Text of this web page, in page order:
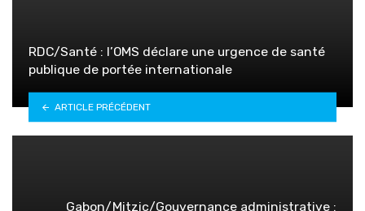
RDC/Santé : l’OMS déclare une urgence de santé
publique de portée internationale
ARTICLE PRÉCÉDENT
Gabon/Mitzic/Gouvernance administrative :